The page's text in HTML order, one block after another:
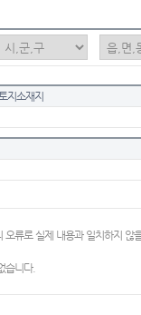
지소재지
오류로 실제 내용과 일치하지
습니다.